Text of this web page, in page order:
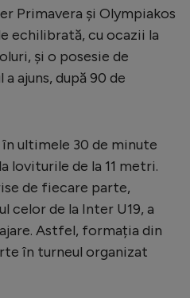
Primavera și Olympiakos
echilibrată, cu ocazii la
și o posesie de
ajuns, după 90 de
ultimele 30 de minute
loviturile de la 11 metri.
de fiecare parte,
celor de la Inter U19, a
Astfel, formația din
în turneul organizat